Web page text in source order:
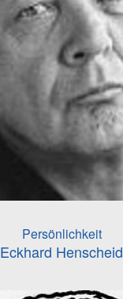
Persönlichkeit
Eckhard Henscheid